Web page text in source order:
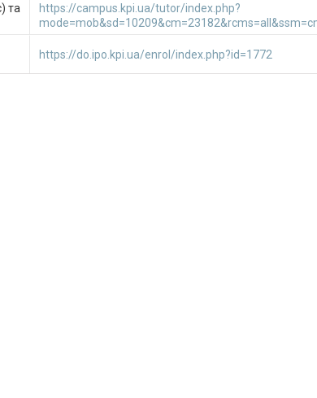
та
https://campus.kpi.ua/tutor/index.php?
https://do.ipo.kpi.ua/enrol/index.php?id=1772